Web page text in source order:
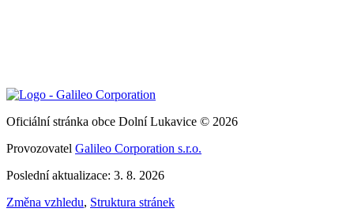
Oficiální stránka obce Dolní Lukavice © 2026
Provozovatel Galileo Corporation s.r.o.
Poslední aktualizace: 3. 8. 2026
Změna vzhledu, Struktura stránek